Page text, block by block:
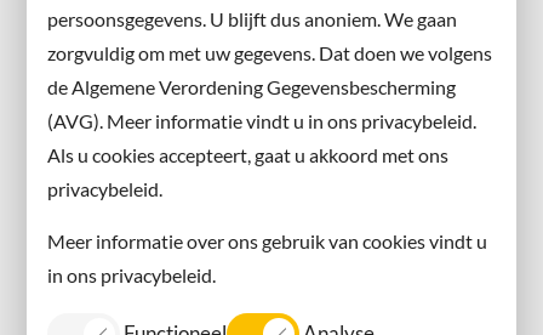
persoonsgegevens. U blijft dus anoniem. We gaan
zorgvuldig om met uw gegevens. Dat doen we volgens
de Algemene Verordening Gegevensbescherming
(AVG). Meer informatie vindt u in ons privacybeleid.
Als u cookies accepteert, gaat u akkoord met ons
privacybeleid.
Meer informatie over ons gebruik van cookies vindt u
in ons privacybeleid.
X
Instagram
Contact met de gemeente
Contact
Information in English